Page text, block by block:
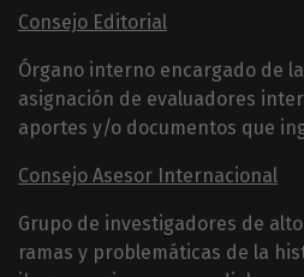
Consejo Editorial
Órgano interno encargado de
asignación de evaluadores
aportes y/o documentos que
Consejo Asesor Internacional
Grupo de investigadores de
ramas y problemáticas de la